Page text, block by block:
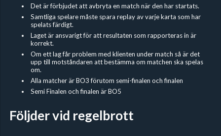
Det är förbjudet att avbryta en match när den har startats.
Samtliga spelare måste spara replay av varje karta som har
spelats färdigt.
Laget är ansvarigt för att resultaten som rapporteras in är
korrekt.
Om ett lag får problem med klienten under match så är det
upp till motståndaren att bestämma om matchen ska spelas
om.
Alla matcher är BO3 förutom semi-finalen och finalen
Semi Finalen och finalen är BO5
Följder vid regelbrott